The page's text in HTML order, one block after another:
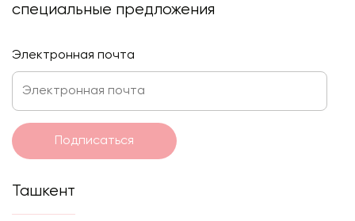
специальные предложения
Электронная почта
Подписаться
Ташкент